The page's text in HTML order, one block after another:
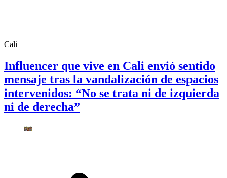
Cali
Influencer que vive en Cali envió sentido
mensaje tras la vandalización de espacios
intervenidos: “No se trata ni de izquierda
ni de derecha”